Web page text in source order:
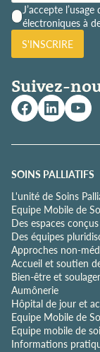
P
o
l
t
q
u
e
e
o
n
f
i
d
e
n
t
i
a
l
i
t
é
J’accepte
électroniques à
S'INSCRIRE
Suivez-
SOINS PALLIATIFS
L'unité de Soins
Equipe Mobile de
Des espaces
Des équipes
Approches non-
Accueil et soutien
Bien-être et
Aumônerie
Hôpital de jour et
Equipe Mobile de
Equipe mobile de
Informations